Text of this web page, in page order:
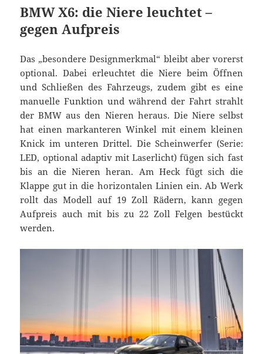
BMW X6: die Niere leuchtet –
gegen Aufpreis
Das „besondere Designmerkmal“ bleibt aber vorerst
optional. Dabei erleuchtet die Niere beim Öffnen
und Schließen des Fahrzeugs, zudem gibt es eine
manuelle Funktion und während der Fahrt strahlt
der BMW aus den Nieren heraus. Die Niere selbst
hat einen markanteren Winkel mit einem kleinen
Knick im unteren Drittel. Die Scheinwerfer (Serie:
LED, optional adaptiv mit Laserlicht) fügen sich fast
bis an die Nieren heran. Am Heck fügt sich die
Klappe gut in die horizontalen Linien ein. Ab Werk
rollt das Modell auf 19 Zoll Rädern, kann gegen
Aufpreis auch mit bis zu 22 Zoll Felgen bestückt
werden.